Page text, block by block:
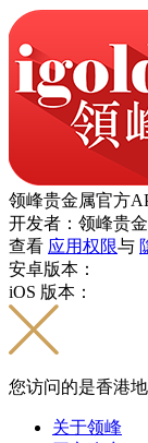
领峰贵金属官方
开发者：领峰贵
查看 应用权限与
安卓版本：
iOS 版本：
您访问的是香港
关于领峰